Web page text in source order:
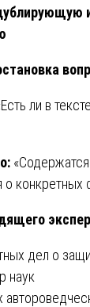
ли в
конкретных
дел о
наук